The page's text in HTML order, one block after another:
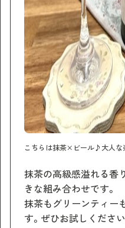
こちらは抹茶×ビール♪大人な
抹茶の高級感溢れる香
きな組み合わせです。
抹茶もグリーンティー
す。ぜひお試しください